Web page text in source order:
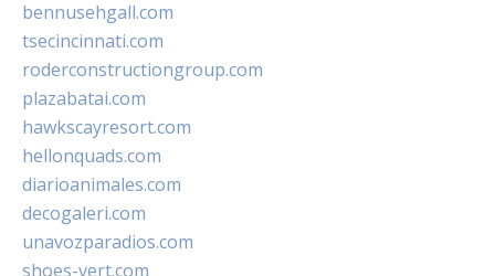
bennusehgall.com
tsecincinnati.com
roderconstructiongroup.com
plazabatai.com
hawkscayresort.com
hellonquads.com
diarioanimales.com
decogaleri.com
unavozparadios.com
shoes-vert.com